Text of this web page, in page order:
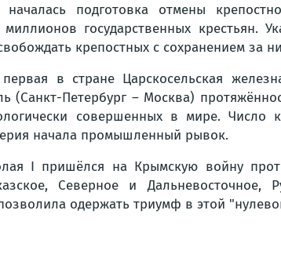
подготовка отмены
государственных крестьян.
крепостных с сохранением за
в стране Царскосельская
(Санкт-Петербург – Москва)
совершенных в мире.
начала промышленный рывок.
I пришёлся на Крымскую войну
Северное и Дальневосточное,
одержать триумф в этой